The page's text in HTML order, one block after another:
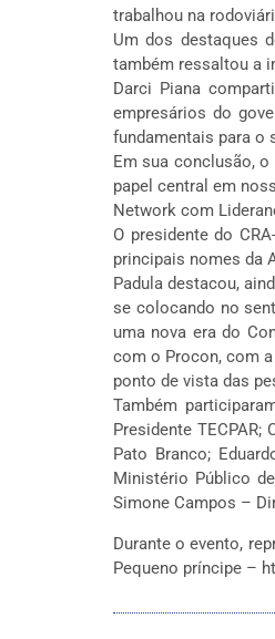
trabalhou na
Um dos destaques
também ressaltou a
Darci Piana
empresários do
fundamentais para o
Em sua conclusão,
papel central em
Network com
O presidente do
principais nomes da
Padula destacou,
se colocando no
uma nova era do
com o Procon, com
ponto de vista das
Também
Presidente
Pato Branco;
Ministério Público
Simone Campos –
Durante o evento,
Pequeno príncipe –